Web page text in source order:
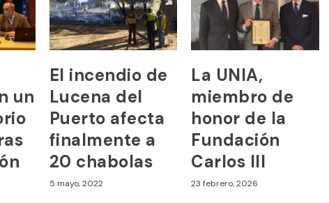
un
El incendio de
Lucena del
Puerto afecta
finalmente a
20 chabolas
5 mayo, 2022
La UNIA,
miembro de
honor de la
Fundación
Carlos III
23 febrero, 2026